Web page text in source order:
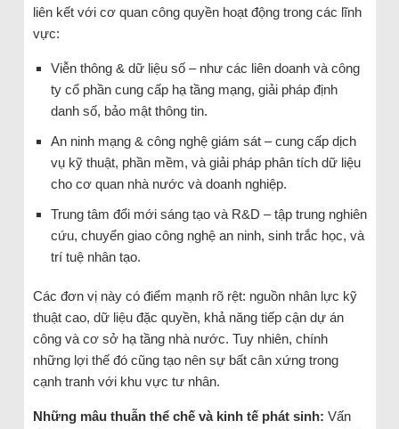
liên kết với cơ quan công quyền hoạt động trong các lĩnh
vực:
Viễn thông & dữ liệu số – như các liên doanh và công
ty cổ phần cung cấp hạ tầng mạng, giải pháp định
danh số, bảo mật thông tin.
An ninh mạng & công nghệ giám sát – cung cấp dịch
vụ kỹ thuật, phần mềm, và giải pháp phân tích dữ liệu
cho cơ quan nhà nước và doanh nghiệp.
Trung tâm đổi mới sáng tạo và R&D – tập trung nghiên
cứu, chuyển giao công nghệ an ninh, sinh trắc học, và
trí tuệ nhân tạo.
Các đơn vị này có điểm mạnh rõ rệt: nguồn nhân lực kỹ
thuật cao, dữ liệu đặc quyền, khả năng tiếp cận dự án
công và cơ sở hạ tầng nhà nước. Tuy nhiên, chính
những lợi thế đó cũng tạo nên sự bất cân xứng trong
cạnh tranh với khu vực tư nhân.
Những mâu thuẫn thể chế và kinh tế phát sinh: Vấn